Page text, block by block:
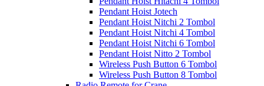
Pendant Hoist Jotech
Pendant Hoist Nitchi 2 Tombol
Pendant Hoist Nitchi 4 Tombol
Pendant Hoist Nitchi 6 Tombol
Pendant Hoist Nitto 2 Tombol
Wireless Push Button 6 Tombol
Wireless Push Button 8 Tombol